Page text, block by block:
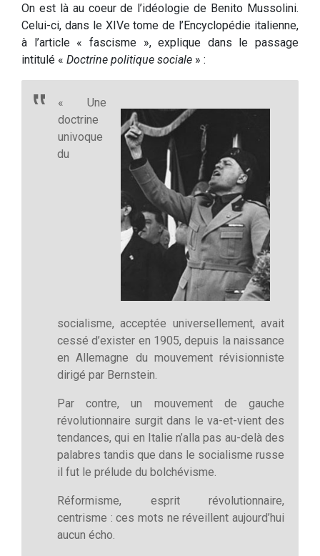
On est là au coeur de l’idéologie de Benito Mussolini.
Celui-ci, dans le XIVe tome de l’Encyclopédie italienne,
à l’article « fascisme », explique dans le passage
intitulé « Doctrine politique sociale » :
« Une
doctrine
univoque
du
socialisme, acceptée universellement, avait
cessé d’exister en 1905, depuis la naissance
en Allemagne du mouvement révisionniste
dirigé par Bernstein.
Par contre, un mouvement de gauche
révolutionnaire surgit dans le va-et-vient des
tendances, qui en Italie n’alla pas au-delà des
palabres tandis que dans le socialisme russe
il fut le prélude du bolchévisme.
Réformisme, esprit révolutionnaire,
centrisme : ces mots ne réveillent aujourd’hui
aucun écho.